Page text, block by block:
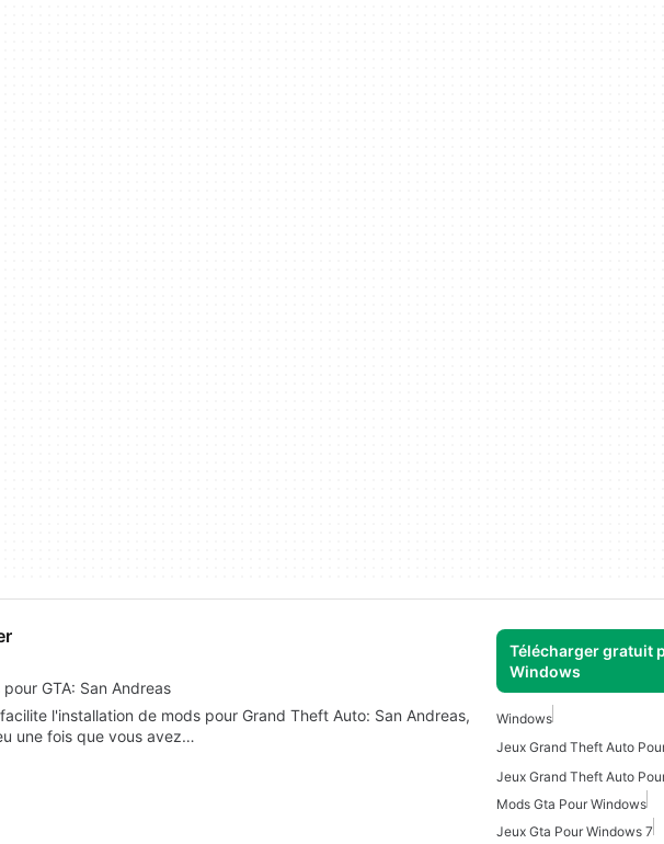
GTA: San Andreas
Télécharger gratuit
Windows
l'installation de mods pour Grand Theft Auto: San Andreas,
une fois que vous avez…
Windows
Jeux Grand Theft Auto
Jeux Grand Theft Auto
Mods Gta Pour Windows
Jeux Gta Pour Windows 7